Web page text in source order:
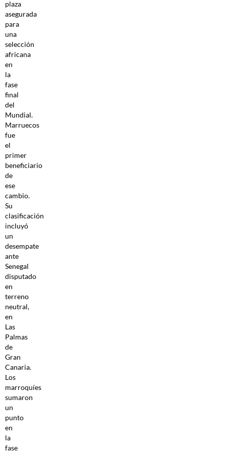
plaza
asegurada
para
una
selección
africana
en
la
fase
final
del
Mundial.
Marruecos
fue
el
primer
beneficiario
de
ese
cambio.
Su
clasificación
incluyó
un
desempate
ante
Senegal
disputado
en
terreno
neutral,
en
Las
Palmas
de
Gran
Canaria.
Los
marroquíes
sumaron
un
punto
en
la
fase